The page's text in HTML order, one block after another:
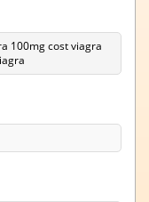
100mg cost viagra